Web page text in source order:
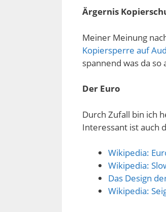
Ärgernis
Meiner Meinung
Kopiersperre auf
spannend was da
Der Euro
Durch Zufall bin ich
Interessant ist auch
Wikipedia:
Wikipedia:
Das Design
Wikipedia: